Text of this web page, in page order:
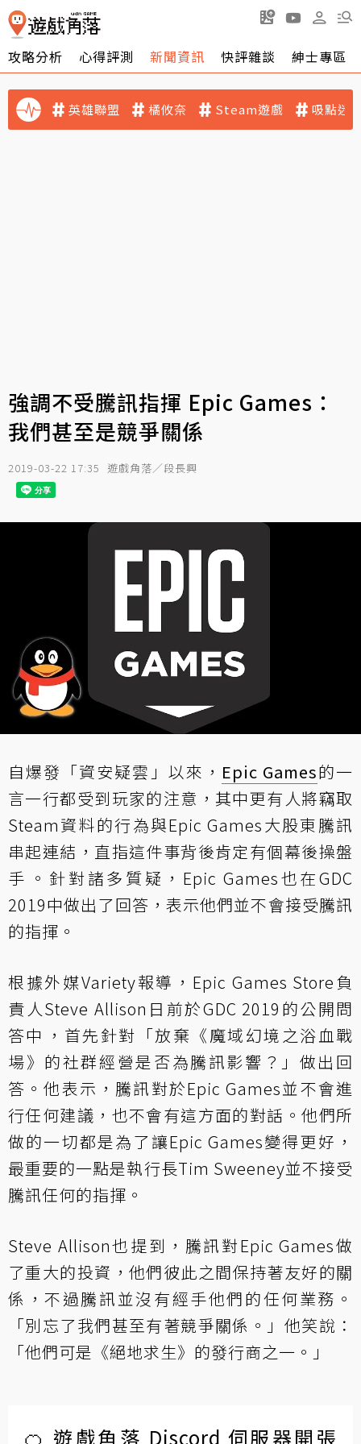
攻略分析 心得評測 新聞資訊 快評雜談 紳士專區
英雄聯盟 橘攸奈 Steam遊戲 吸點迷
強調不受騰訊指揮 Epic Games：
我們甚至是競爭關係
2019-03-22 17:35 遊戲角落／段長興
自爆發「資安疑雲」以來， Epic Games的一
言一行都受到玩家的注意，其中更有人將竊取
Steam資料的行為與Epic Games大股東騰訊
串起連結，直指這件事背後肯定有個幕後操盤
手。針對諸多質疑，Epic Games也在GDC
2019中做出了回答，表示他們並不會接受騰訊
的指揮。
根據外媒Variety報導，Epic Games Store負
責人Steve Allison日前於GDC 2019的公開問
答中，首先針對「放棄《魔域幻境之浴血戰
場》的社群經營是否為騰訊影響？」做出回
答。他表示，騰訊對於Epic Games並不會進
行任何建議，也不會有這方面的對話。他們所
做的一切都是為了讓Epic Games變得更好，
最重要的一點是執行長Tim Sweeney並不接受
騰訊任何的指揮。
Steve Allison也提到，騰訊對Epic Games做
了重大的投資，他們彼此之間保持著友好的關
係，不過騰訊並沒有經手他們的任何業務。
「別忘了我們甚至有著競爭關係。」他笑說：
「他們可是《絕地求生》的發行商之一。」
🍊 遊戲角落 Discord 伺服器開張